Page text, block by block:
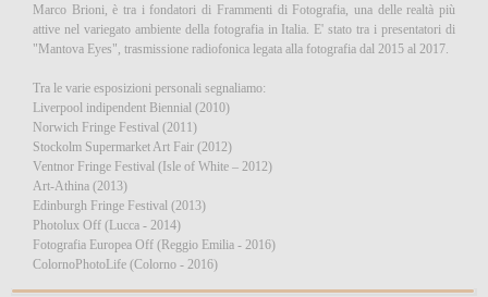
Marco Brioni, è tra i fondatori di Frammenti di Fotografia, una delle realtà più
attive nel variegato ambiente della fotografia in Italia. E' stato tra i presentatori di
"Mantova Eyes", trasmissione radiofonica legata alla fotografia dal 2015 al 2017.
Tra le varie esposizioni personali segnaliamo:
Liverpool indipendent Biennial (2010)
Norwich Fringe Festival (2011)
Stockolm Supermarket Art Fair (2012)
Ventnor Fringe Festival (Isle of White – 2012)
Art-Athina (2013)
Edinburgh Fringe Festival (2013)
Photolux Off (Lucca - 2014)
Fotografia Europea Off (Reggio Emilia - 2016)
ColornoPhotoLife (Colorno - 2016)